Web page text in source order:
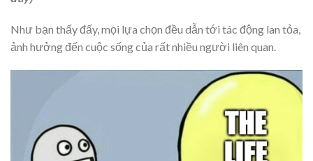
Như bạn thấy đấy, mọi lựa chọn đều dẫn tới tác động lan tỏa,
ảnh hưởng đến cuộc sống của rất nhiều người liên quan.